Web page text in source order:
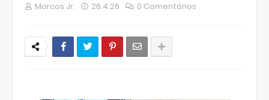
Marcos Jr. 26.4.26 0 Comentários